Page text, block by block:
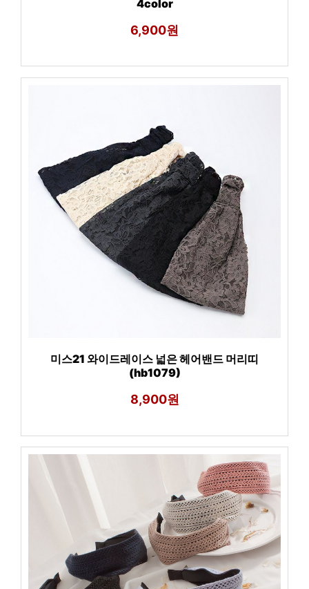
4color
6,900원
미스21 와이드레이스 넓은 헤어밴드 머리띠
(hb1079)
8,900원